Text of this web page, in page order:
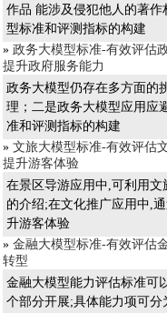
作品 能涉及侵犯他人的著
型标准和评测指标的构建
» 政务大模型标准-有效评估
提升政府服务能力
政务大模型仍存在多方面的
理；二是政务大模型应用应
准和评测指标的构建
» 文旅大模型标准-有效评估
提升游客体验
在景区导游应用中,可利用
的介绍;在文化推广应用中,
升游客体验
» 金融大模型标准-有效评估
转型
金融大模型能力评估标准可
个部分开展;具体能力项可